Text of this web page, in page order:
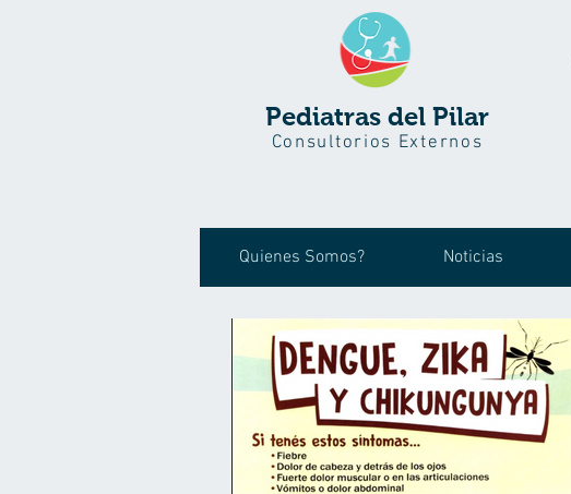
Pediatras del Pilar
Consultorios Externos
Quienes Somos? Noticias